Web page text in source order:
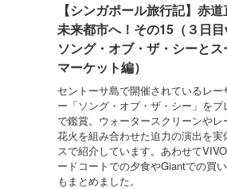
【シンガポール旅行記】赤
未来都市へ！その15（３日目
ソング・オブ・ザ・シーと
マーケット編）
セントーサ島で開催されているレー
ー「ソング・オブ・ザ・シー」をプ
で鑑賞。ウォータースクリーンやレ
花火を組み合わせた迫力の演出を実
スで紹介しています。あわせて
ードコートでの夕食やGiantでの買
もまとめました。